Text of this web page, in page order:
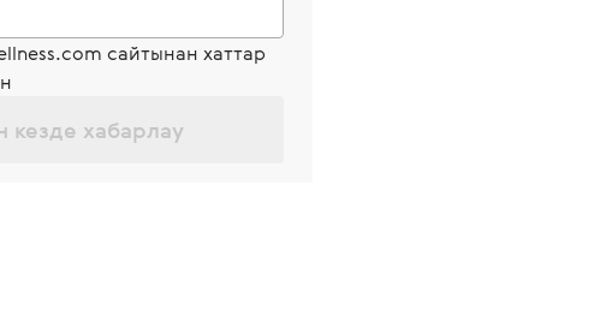
сайтынан хаттар
кезде хабарлау